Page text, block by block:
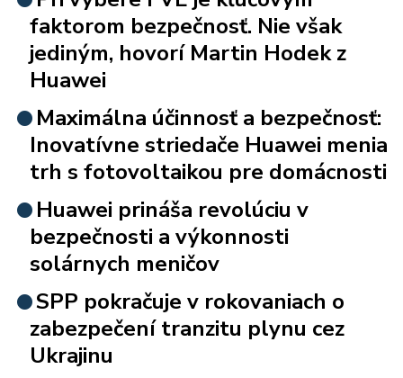
faktorom bezpečnosť. Nie však
jediným, hovorí Martin Hodek z
Huawei
Maximálna účinnosť a bezpečnosť:
Inovatívne striedače Huawei menia
trh s fotovoltaikou pre domácnosti
Huawei prináša revolúciu v
bezpečnosti a výkonnosti
solárnych meničov
SPP pokračuje v rokovaniach o
zabezpečení tranzitu plynu cez
Ukrajinu